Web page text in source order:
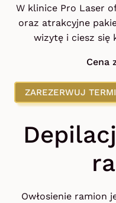
W klinice Pro Laser
oraz atrakcyjne
wizytę i ciesz się
Cena
ZAREZERWUJ
Owłosienie ramion